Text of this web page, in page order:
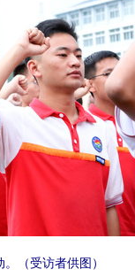
（受访者供图）